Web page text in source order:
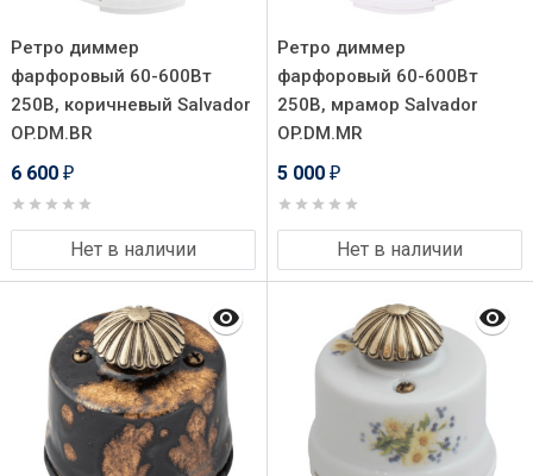
Ретро диммер
фарфоровый 60-600Вт
250В, коричневый Salvador
OP.DM.BR
6 600 ₽
Нет в наличии
Ретро диммер
фарфоровый 60-600Вт
250В, мрамор Salvador
OP.DM.MR
5 000 ₽
Нет в наличии